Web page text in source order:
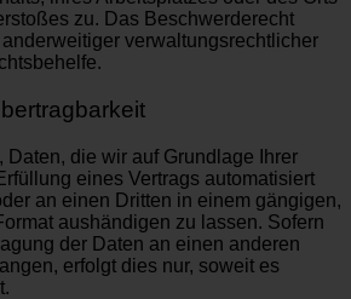
zu. Das Beschwerderecht
verwaltungsrechtlicher
Daten, die wir auf Grundlage Ihrer
eines Vertrags automatisiert
an einen Dritten in einem gängigen,
aushändigen zu lassen. Sofern
der Daten an einen anderen
erfolgt dies nur, soweit es